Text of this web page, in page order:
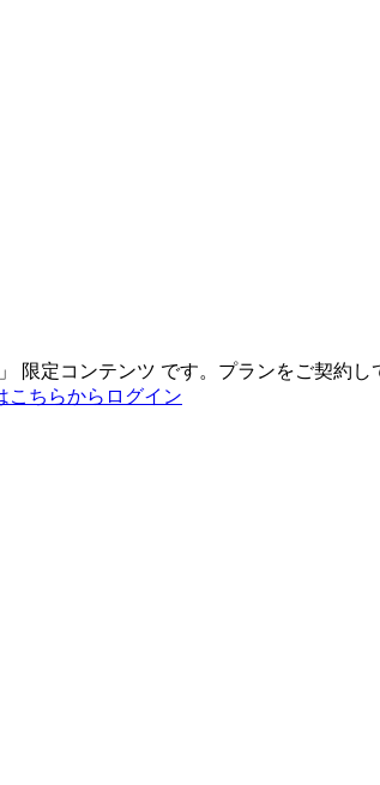
」 限定コンテンツ です。プランをご契約し
こちらからログイン